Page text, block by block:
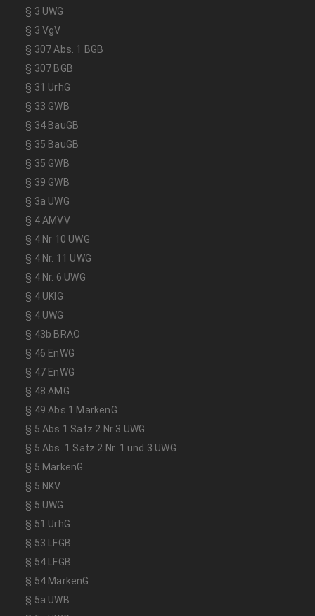
§ 3 UWG
§ 3 VgV
§ 307 Abs. 1 BGB
§ 307 BGB
§ 31 UrhG
§ 33 GWB
§ 34 BauGB
§ 35 BauGB
§ 35 GWB
§ 39 GWB
§ 3a UWG
§ 4 AMVV
§ 4 Nr 10 UWG
§ 4 Nr. 11 UWG
§ 4 Nr. 6 UWG
§ 4 UKlG
§ 4 UWG
§ 43b BRAO
§ 46 EnWG
§ 47 EnWG
§ 48 AMG
§ 49 Abs 1 MarkenG
§ 5 Abs 1 Satz 2 Nr 3 UWG
§ 5 Abs. 1 Satz 2 Nr. 1 und 3 UWG
§ 5 MarkenG
§ 5 NKV
§ 5 UWG
§ 51 UrhG
§ 53 LFGB
§ 54 LFGB
§ 54 MarkenG
§ 5a UWB